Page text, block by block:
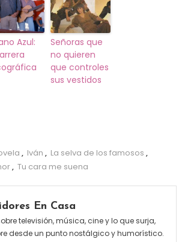
Azul:
Señoras que
no quieren
que controles
sus vestidos
, Iván , La selva de los famosos ,
, Tu cara me suena
En Casa
televisión, música, cine y lo que surja,
desde un punto nostálgico y humorístico.